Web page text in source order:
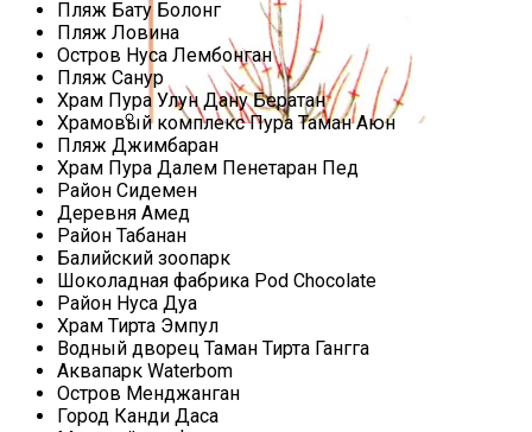
Схема, Как Обрезать Абрикос, Чтобы
Был Хороший Урожай
Пляж Бату Болонг
Пляж Ловина
Остров Нуса Лембонган
Пляж Санур
Храм Пура Улун Дану Бератан
Храмовый комплекс Пура Таман Аюн
Пляж Джимбаран
Храм Пура Далем Пенетаран Пед
Район Сидемен
Деревня Амед
Район Табанан
Балийский зоопарк
Шоколадная фабрика Pod Chocolate
Район Нуса Дуа
Храм Тирта Эмпул
Водный дворец Таман Тирта Гангга
Аквапарк Waterbom
Остров Менджанган
Город Канди Даса